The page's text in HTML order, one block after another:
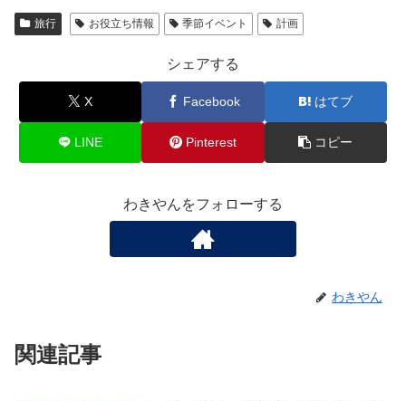
旅行 お役立ち情報 季節イベント 計画
シェアする
X Facebook はてブ
LINE Pinterest コピー
わきやんをフォローする
わきやん
関連記事